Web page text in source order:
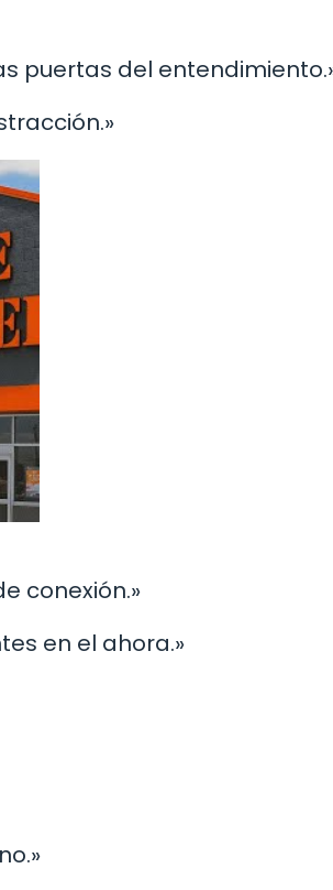
puertas del
conexión.»
en el ahora.»